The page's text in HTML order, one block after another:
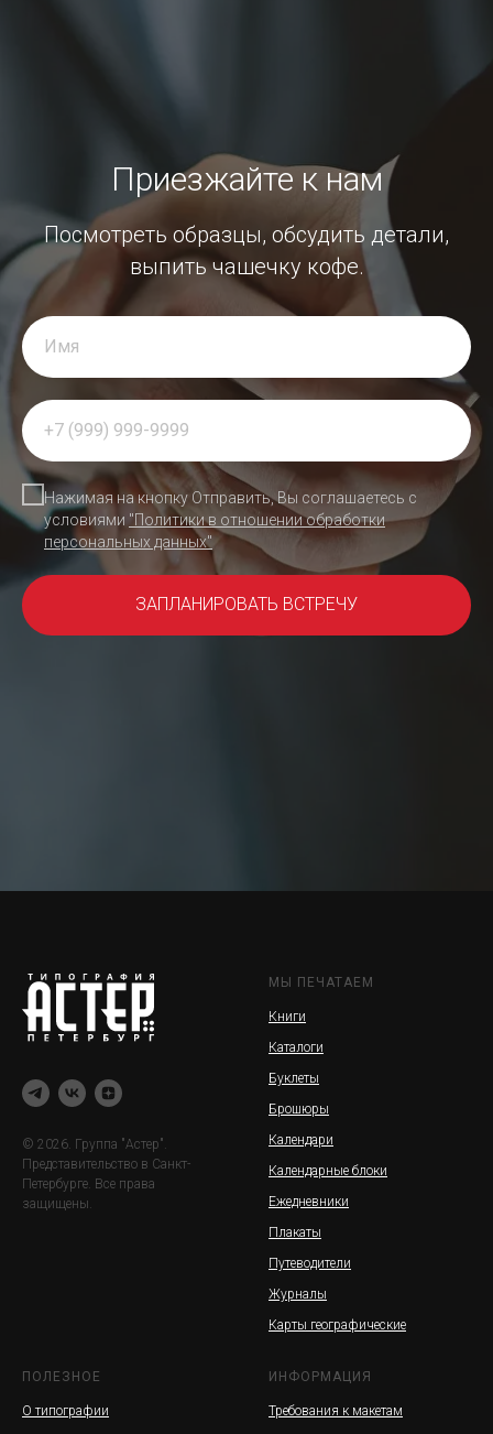
Приезжайте к нам
Посмотреть образцы, обсудить детали,
выпить чашечку кофе.
Нажимая на кнопку Отправить, Вы соглашаетесь с
условиями "Политики в отношении обработки
персональных данных"
ЗАПЛАНИРОВАТЬ ВСТРЕЧУ
© 2026. Группа "Астер".
Представительство в Санкт-
Петербурге. Все права
защищены.
МЫ ПЕЧАТАЕМ
Книги
Каталоги
Буклеты
Брошюры
Календари
Календарные блоки
Ежедневники
Плакаты
Путеводители
Журналы
Карты географические
ПОЛЕЗНОЕ
О типографии
ИНФОРМАЦИЯ
Требования к макетам